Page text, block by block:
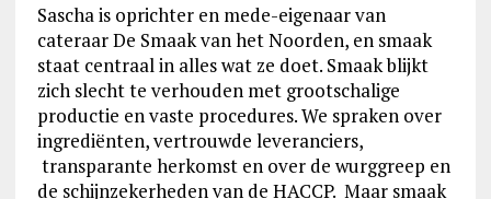
Sascha is oprichter en mede-eigenaar van
cateraar De Smaak van het Noorden, en smaak
staat centraal in alles wat ze doet. Smaak blijkt
zich slecht te verhouden met grootschalige
productie en vaste procedures. We spraken over
ingrediënten, vertrouwde leveranciers,
transparante herkomst en over de wurggreep en
de schijnzekerheden van de HACCP. Maar smaak